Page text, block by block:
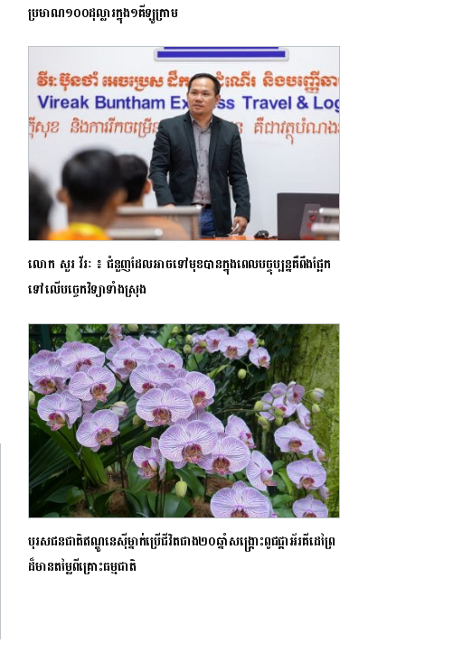
ប្រមាណ១០០ដុល្លារក្នុង១គីឡូក្រាម
លោក សួរ វីរៈ ៖ ជំនួញដែលអាចទៅមុខបានក្នុងពេលបច្ចុប្បន្នគឺពឹងផ្អែក
ទៅលើបច្ចេកវិទ្យាទាំងស្រុង
បុរសជនជាតិឥណ្ឌូនេស៊ីម្នាក់ប្រើជីវិតជាង២០ឆ្នាំសង្គ្រោះពូជផ្គាអ័រគីដេព្រៃ
ដ៏មានតម្លៃពីគ្រោះធម្មជាតិ